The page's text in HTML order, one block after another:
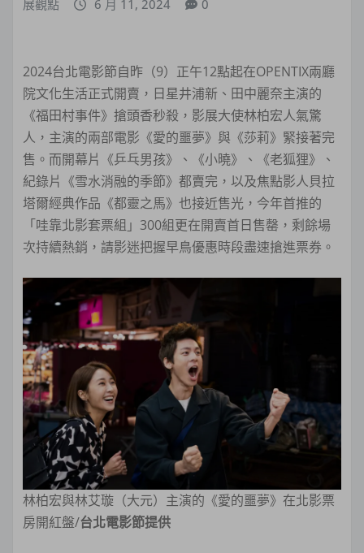
展觀點 6 月 11, 2024 0
2024台北電影節自昨（9）正午12點起在OPENTIX兩廳
院文化生活正式開賣，日星井浦新、田中麗奈主演的
《福田村事件》搶頭香秒殺，影展大使林柏宏人氣驚
人，主演的兩部電影《愛的噩夢》與《莎莉》緊接著完
售。而開幕片《乒乓男孩》、《小曉》、《老狐狸》、
紀錄片《雪水消融的季節》都賣完，以及焦點影人貝拉
塔爾經典作品《都靈之馬》也接近售光，今年首推的
「哇靠北影套票組」300組更在開賣首日售罄，剩餘場
次持續熱銷，請影迷把握早鳥優惠時段盡速搶進票券。
林柏宏與林艾璇（大元）主演的《愛的噩夢》在北影票
房開紅盤/台北電影節提供